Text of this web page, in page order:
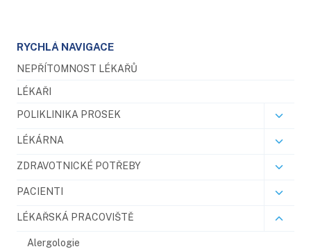
RYCHLÁ NAVIGACE
NEPŘÍTOMNOST LÉKAŘŮ
LÉKAŘI
POLIKLINIKA PROSEK
LÉKÁRNA
ZDRAVOTNICKÉ POTŘEBY
PACIENTI
LÉKAŘSKÁ PRACOVIŠTĚ
Alergologie